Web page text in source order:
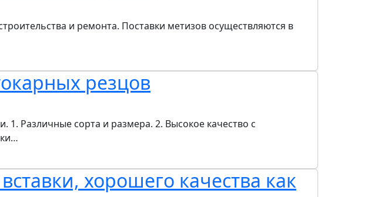
и ремонта. Поставки метизов осуществляются в
резцов
Различные сорта и размера. 2. Высокое качество с
хорошего качества как